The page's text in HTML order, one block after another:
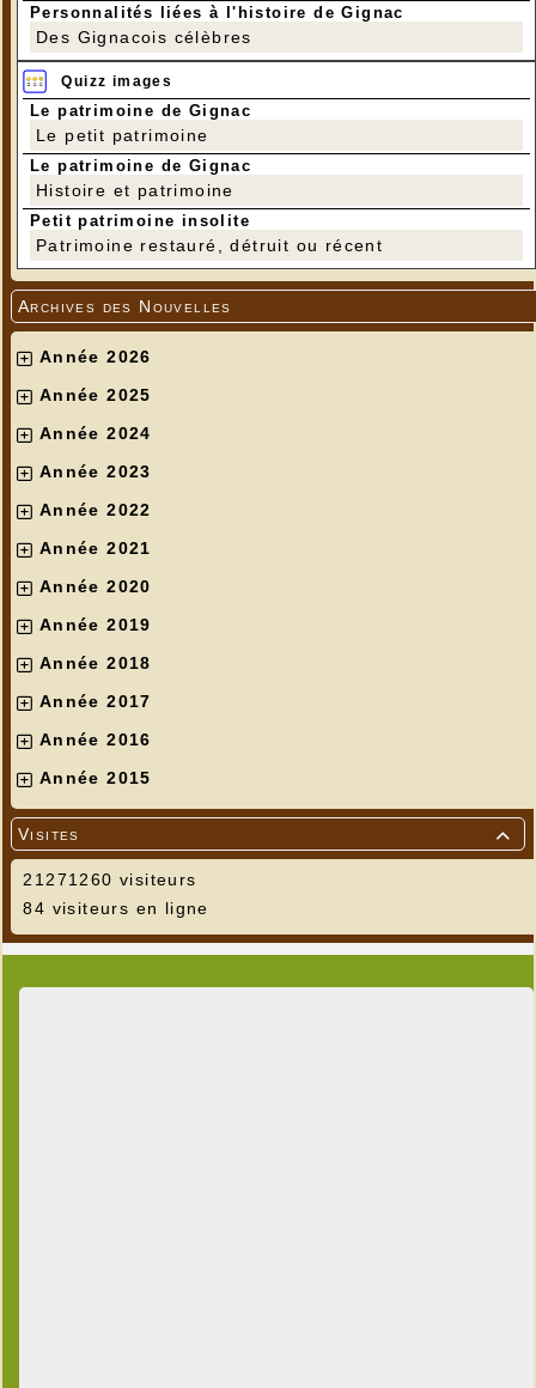
Personnalités liées à l'histoire de Gignac
Des Gignacois célèbres
Quizz images
Le patrimoine de Gignac
Le petit patrimoine
Le patrimoine de Gignac
Histoire et patrimoine
Petit patrimoine insolite
Patrimoine restauré, détruit ou récent
Archives des Nouvelles
Année 2026
Année 2025
Année 2024
Année 2023
Année 2022
Année 2021
Année 2020
Année 2019
Année 2018
Année 2017
Année 2016
Année 2015

Visites
21271260 visiteurs
84 visiteurs en ligne